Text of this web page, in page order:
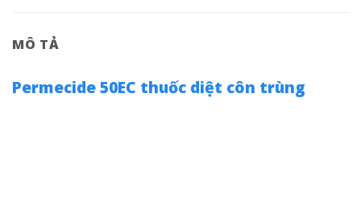
MÔ TẢ
Permecide 50EC thuốc diệt côn trùng